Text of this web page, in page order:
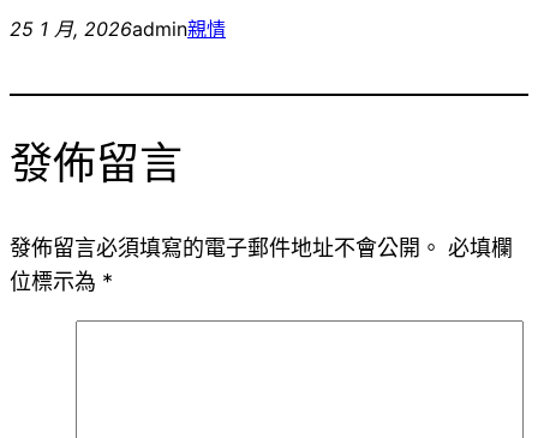
25 1 月, 2026admin親情
發佈留言
發佈留言必須填寫的電子郵件地址不會公開。 必填欄
位標示為 *